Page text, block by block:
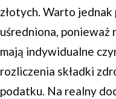
złotych. Warto
uśredniona, ponieważ
mają indywidualne
rozliczenia składki
podatku. Na realny